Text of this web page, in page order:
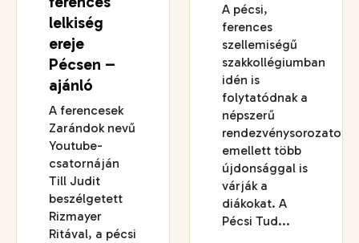
lelkiség
ereje
Pécsen –
ajánló
A ferencesek
Zarándok nevű
Youtube-
csatornáján
Till Judit
beszélgetett
Rizmayer
Ritával, a pécsi
A pécsi,
ferences
szellemiségű
szakkollégiumban
idén is
folytatódnak a
népszerű
rendezvénysorozatok,
emellett több
újdonsággal is
várják a
diákokat. A
Pécsi Tud...